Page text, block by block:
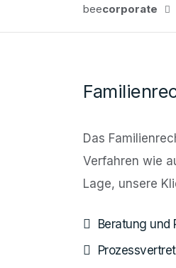
beecorporate
Das
Verfahren wie
Lage, unsere
Beratung und